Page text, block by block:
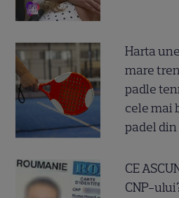
Harta
mare
padle
cele mai
padel din
CE
CNP-